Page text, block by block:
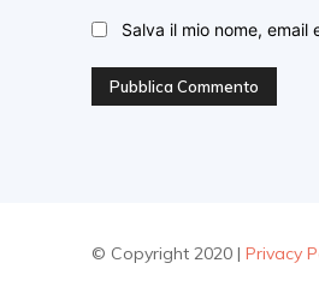
Salva il mio nome,
© Copyright 2020 | Privacy